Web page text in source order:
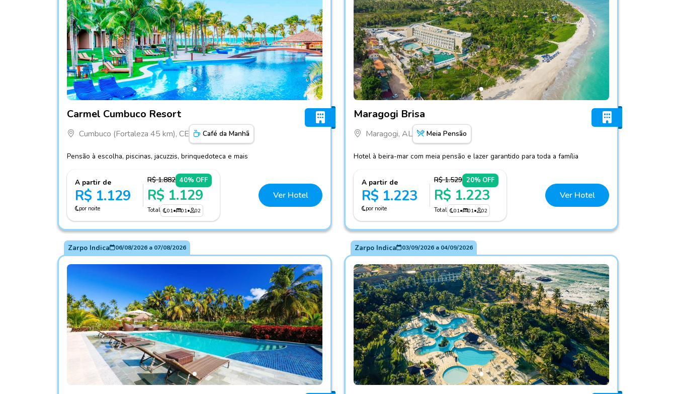
Carmel Cumbuco Resort
Cumbuco (Fortaleza 45 km), CE Café da Manhã
Pensão à escolha, piscinas, jacuzzis, brinquedoteca e mais
A partir de
R$ 1.129
por noite
R$ 1.882 40% OFF
R$ 1.129
Total 01• 01• 02
Ver Hotel
Maragogi Brisa
Maragogi, AL Meia Pensão
Hotel à beira-mar com meia pensão e lazer garantido para toda a família
A partir de
R$ 1.223
por noite
R$ 1.529 20% OFF
R$ 1.223
Total 01• 01• 02
Ver Hotel
Zarpo Indica 06/08/2026a 07/08/2026 Zarpo Indica 03/09/2026a 04/09/2026